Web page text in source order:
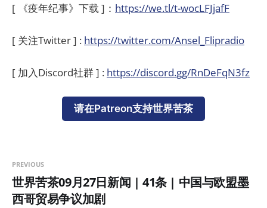
[ 《疫年纪事》下载 ]： https://we.tl/t-wocLFJjafF
[ 关注Twitter ] : https://twitter.com/Ansel_Flipradio
[ 加入Discord社群 ] : https://discord.gg/RnDeFqN3fz
请在Patreon支持世界苦茶
PREVIOUS
世界苦茶09月27日新闻 | 41条 | 中国与欧盟墨
西哥贸易争议加剧